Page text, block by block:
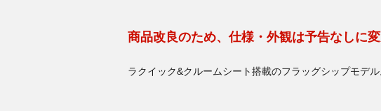
商品改良のため、仕様・外観は予告なしに
ラクイック&クルームシート搭載のフラッグシップモデル